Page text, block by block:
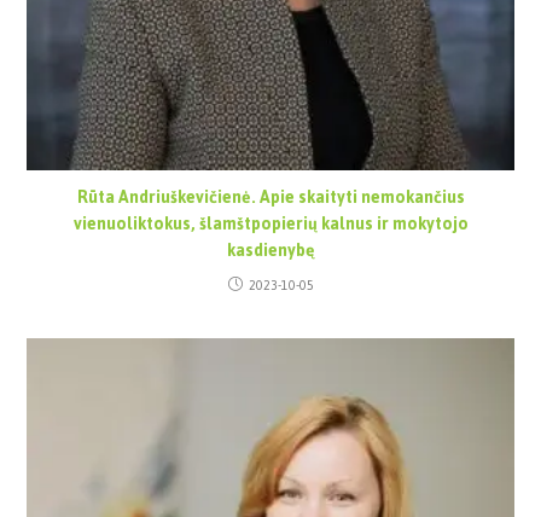
Rūta Andriuškevičienė. Apie skaityti nemokančius
vienuoliktokus, šlamštpopierių kalnus ir mokytojo
kasdienybę
2023-10-05